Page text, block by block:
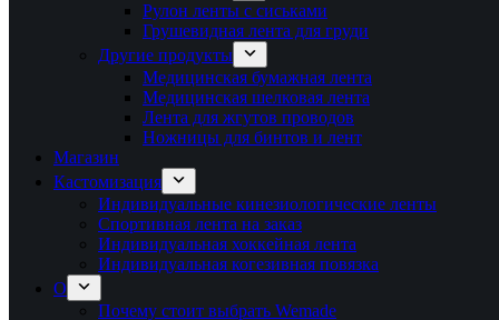
Рулон ленты с сиськами
Грушевидная лента для груди
Другие продукты
Медицинская бумажная лента
Медицинская шелковая лента
Лента для жгутов проводов
Ножницы для бинтов и лент
Магазин
Кастомизация
Индивидуальные кинезиологические ленты
Спортивная лента на заказ
Индивидуальная хоккейная лента
Индивидуальная когезивная повязка
О
Почему стоит выбрать Wemade